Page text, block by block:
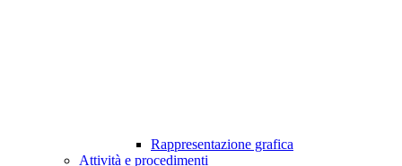
Rappresentazione grafica
Attività e procedimenti